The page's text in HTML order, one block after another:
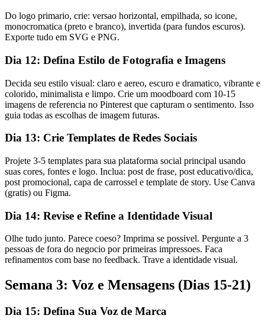
Do logo primario, crie: versao horizontal, empilhada, so icone,
monocromatica (preto e branco), invertida (para fundos escuros).
Exporte tudo em SVG e PNG.
Dia 12: Defina Estilo de Fotografia e Imagens
Decida seu estilo visual: claro e aereo, escuro e dramatico, vibrante e
colorido, minimalista e limpo. Crie um moodboard com 10-15
imagens de referencia no Pinterest que capturam o sentimento. Isso
guia todas as escolhas de imagem futuras.
Dia 13: Crie Templates de Redes Sociais
Projete 3-5 templates para sua plataforma social principal usando
suas cores, fontes e logo. Inclua: post de frase, post educativo/dica,
post promocional, capa de carrossel e template de story. Use Canva
(gratis) ou Figma.
Dia 14: Revise e Refine a Identidade Visual
Olhe tudo junto. Parece coeso? Imprima se possivel. Pergunte a 3
pessoas de fora do negocio por primeiras impressoes. Faca
refinamentos com base no feedback. Trave a identidade visual.
Semana 3: Voz e Mensagens (Dias 15-21)
Dia 15: Defina Sua Voz de Marca